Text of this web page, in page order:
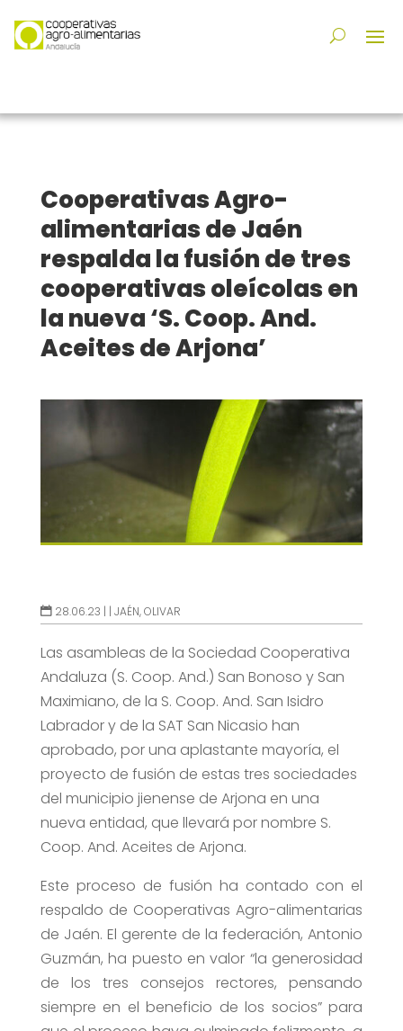
Cooperativas Agro-
alimentarias de Jaén
respalda la fusión de tres
cooperativas oleícolas en
la nueva ‘S. Coop. And.
Aceites de Arjona’
28.06.23 | | JAÉN,OLIVAR
Las asambleas de la Sociedad Cooperativa
Andaluza (S. Coop. And.) San Bonoso y San
Maximiano, de la S. Coop. And. San Isidro
Labrador y de la SAT San Nicasio han
aprobado, por una aplastante mayoría, el
proyecto de fusión de estas tres sociedades
del municipio jienense de Arjona en una
nueva entidad, que llevará por nombre S.
Coop. And. Aceites de Arjona.
Este proceso de fusión ha contado con el
respaldo de Cooperativas Agro-alimentarias
de Jaén. El gerente de la federación, Antonio
Guzmán, ha puesto en valor “la generosidad
de los tres consejos rectores, pensando
siempre en el beneficio de los socios” para